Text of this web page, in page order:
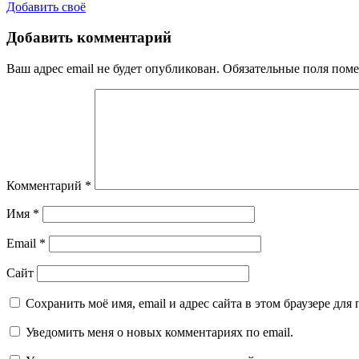
Добавить своё
Добавить комментарий
Ваш адрес email не будет опубликован. Обязательные поля
Комментарий *
Имя *
Email *
Сайт
Сохранить моё имя, email и адрес сайта в этом браузере
Уведомить меня о новых комментариях по email.